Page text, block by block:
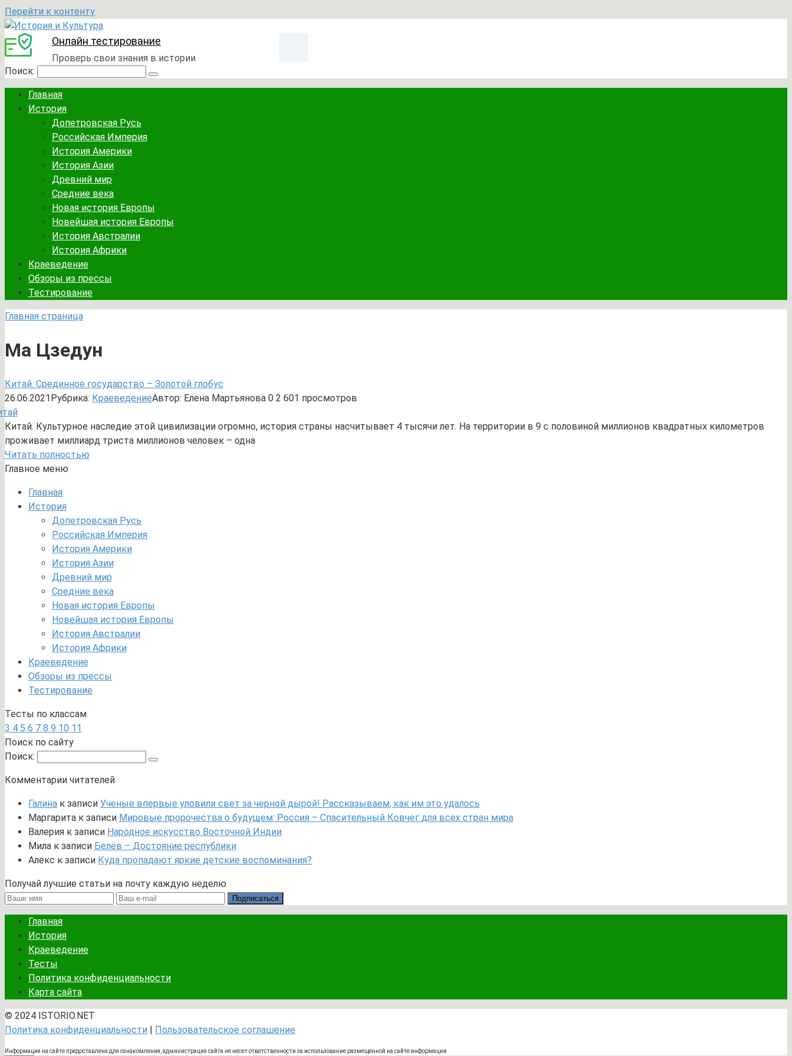
Перейти к контенту
Онлайн тестирование
Проверь свои знания в истории
Поиск:
Главная
История
Допетровская Русь
Российская Империя
История Америки
История Азии
Древний мир
Средние века
Новая история Европы
Новейшая история Европы
История Австралии
История Африки
Краеведение
Обзоры из прессы
Тестирование
Главная страница
Ма Цзедун
Китай. Срединное государство – Золотой глобус
26.06.2021Рубрика: КраеведениеАвтор: Елена Мартьянова 0 2 601 просмотров
Китай. Культурное наследие этой цивилизации огромно, история страны насчитывает 4 тысячи лет. На территории в 9 с половиной миллионов квадратных километров
проживает миллиард триста миллионов человек – одна
Читать полностью
Главное меню
Главная
История
Допетровская Русь
Российская Империя
История Америки
История Азии
Древний мир
Средние века
Новая история Европы
Новейшая история Европы
История Австралии
История Африки
Краеведение
Обзоры из прессы
Тестирование
Тесты по классам
3 4 5 6 7 8 9 10 11
Поиск по сайту
Поиск:
Комментарии читателей
Галина к записи Ученые впервые уловили свет за черной дырой! Рассказываем, как им это удалось
Маргарита к записи Мировые пророчества о будущем: Россия – Спасительный Ковчег для всех стран мира
Валерия к записи Народное искусство Восточной Индии
Мила к записи Белёв – Достояние республики
Алекс к записи Куда пропадают яркие детские воспоминания?
Получай лучшие статьи на почту каждую неделю
Подписаться
Главная
История
Краеведение
Тесты
Политика конфиденциальности
Карта сайта
© 2024 ISTORIO.NET
Политика конфиденциальности | Пользовательское соглашение
Информация на сайте предоставлена для ознакомления, администрация сайта не несет ответственности за использование размещенной на сайте информации